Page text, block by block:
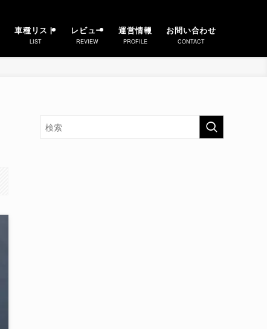
車種リスト
LIST
レビュー
REVIEW
運営情報
PROFILE
お問い合わせ
CONTACT